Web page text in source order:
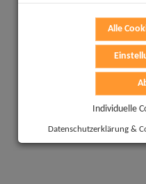
Alle
Individuelle
Datenschutzerklärung &